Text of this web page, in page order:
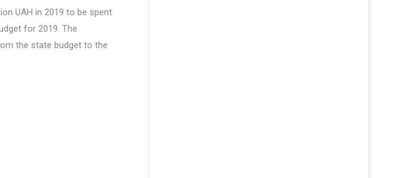
UAH in 2019 to be spent
for 2019. The
the state budget to the